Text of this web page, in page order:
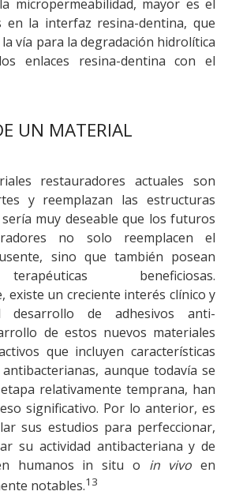
micropermeabilidad, mayor es el
en la interfaz resina-dentina, que
vía para la degradación hidrolítica
enlaces resina-dentina con el
UN MATERIAL
restauradores actuales son
y reemplazan las estructuras
muy deseable que los futuros
no solo reemplacen el
sino que también posean
beneficiosas.
existe un creciente interés clínico y
desarrollo de adhesivos anti-
de estos nuevos materiales
que incluyen características
aunque todavía se
relativamente temprana, han
significativo. Por lo anterior, es
sus estudios para perfeccionar,
su actividad antibacteriana y de
humanos in situ o in vivo en
notables.13